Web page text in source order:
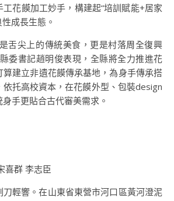
花饃加工妙手，構建起“培訓賦能+居家
成長生態。
舌尖上的傳統美食，更是村落周全復興
委書記趙明俊表現，全縣將全力推進花
建立非遺花饃傳承基地，為身手傳承搭
依托高校資本，在花饃外型、包裝design
身手更貼合古代審美需求。
喜群 李志臣
刀輕響。在山東省東營市河口區黃河澄泥